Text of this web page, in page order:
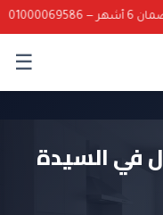
☰
في السيدة